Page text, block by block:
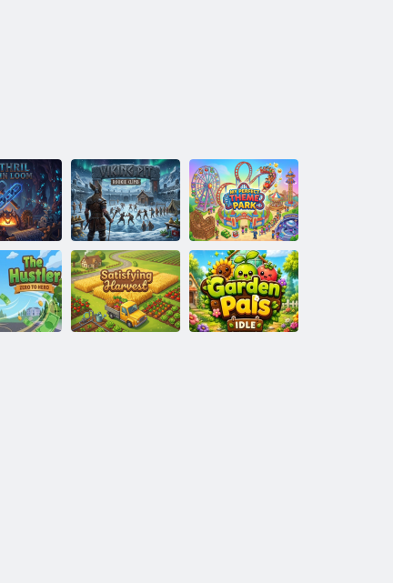
Zincir
Viking Çukuru:
Çaylak
Tırmanışı
Mükemmel
Tema Parkım